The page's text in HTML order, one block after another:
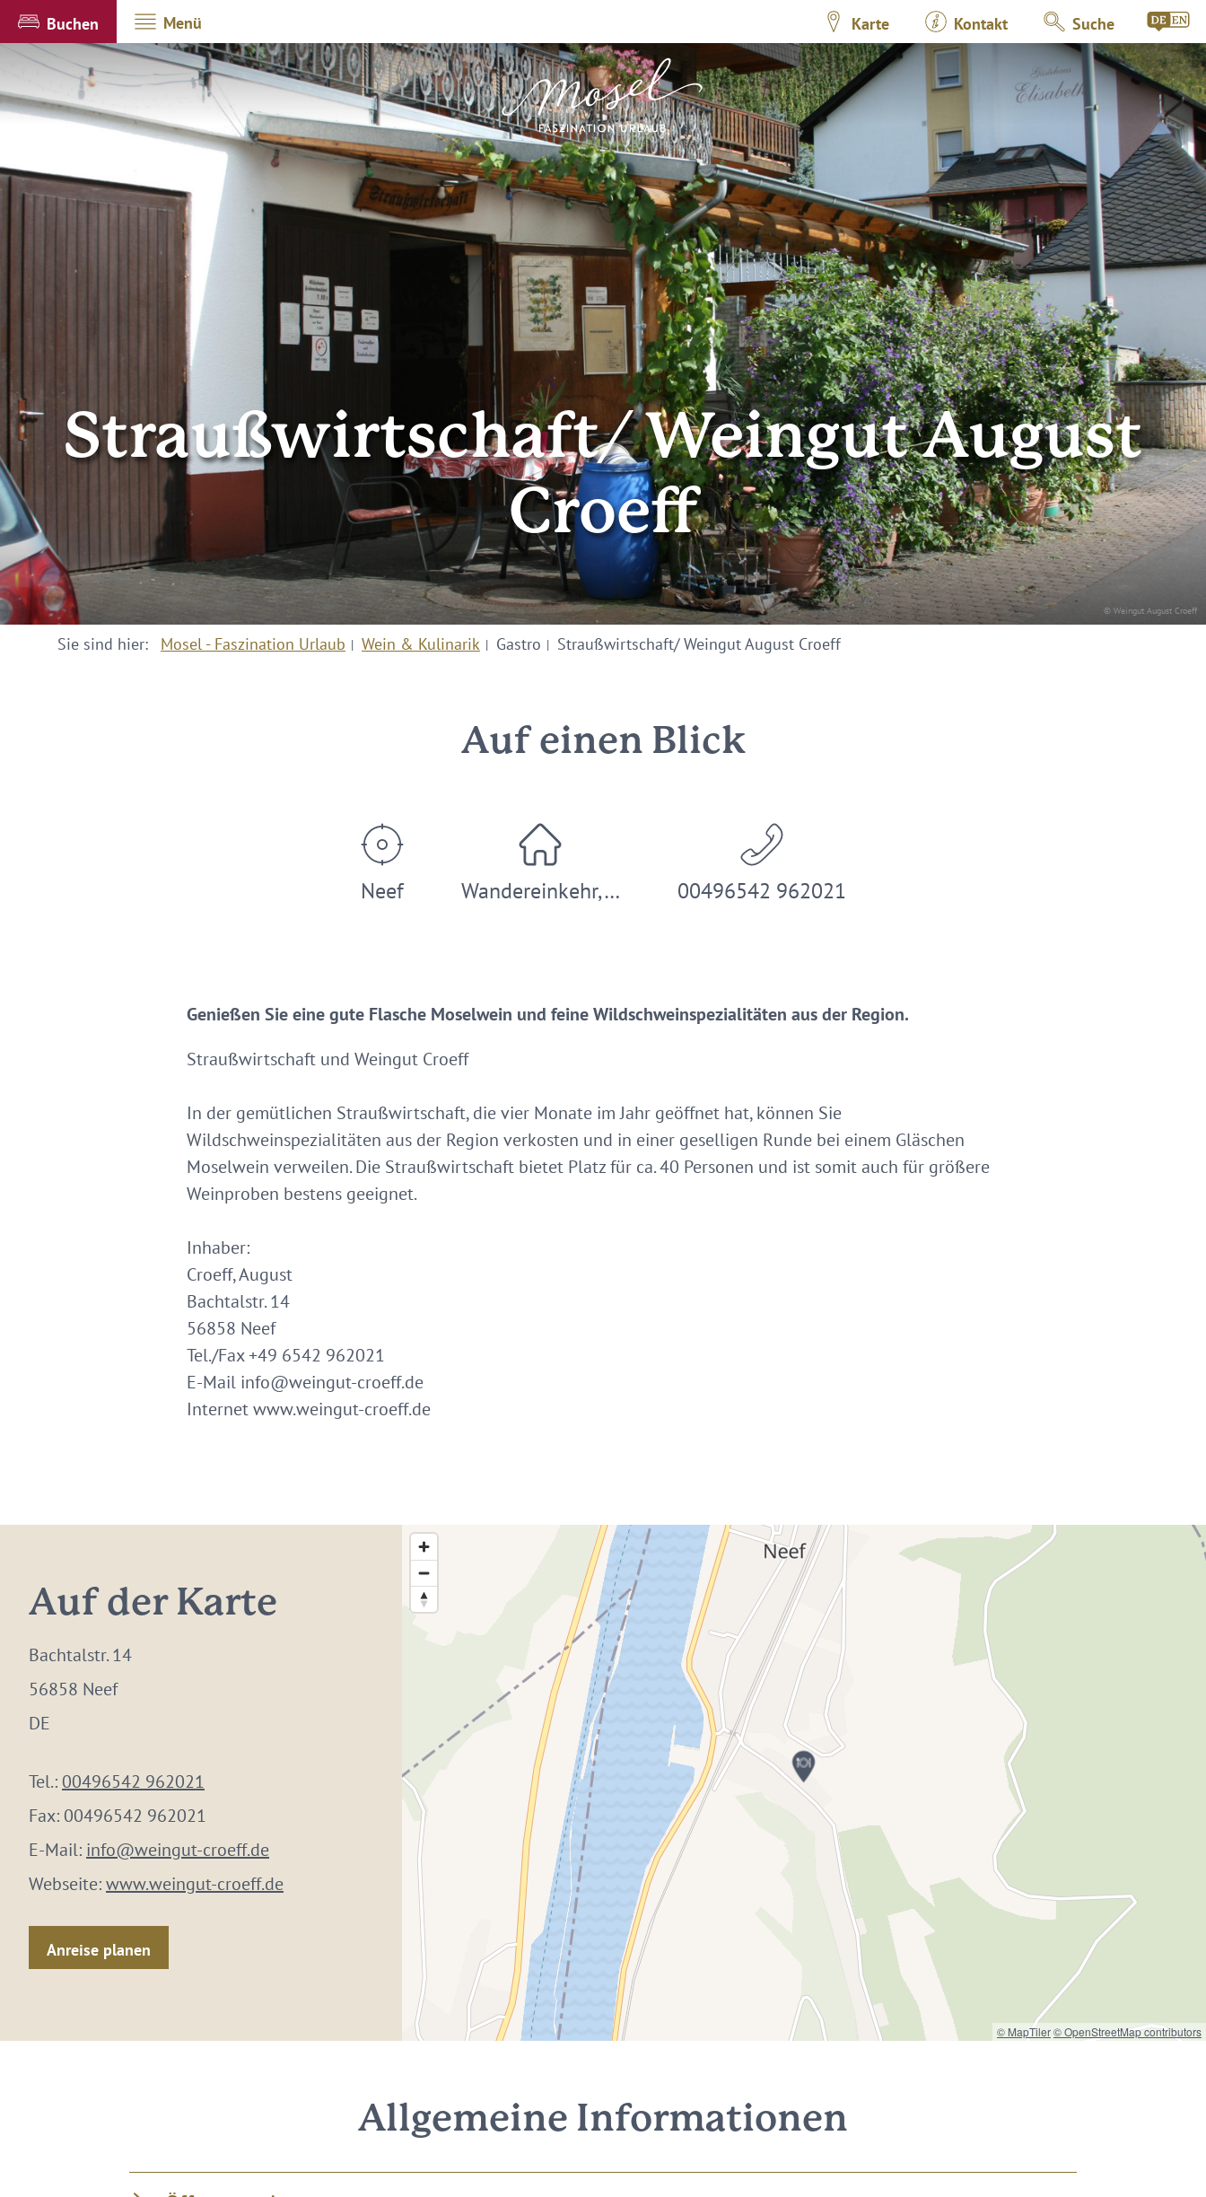
Buchen Menü Karte Kontakt Suche
© Weingut August Croeff
Straußwirtschaft/ Weingut August
Croeff
Sie sind hier: Mosel - Faszination Urlaub Wein & Kulinarik Gastro Straußwirtschaft/ Weingut August Croeff
Auf einen Blick
Neef Wandereinkehr,… 00496542 962021
Genießen Sie eine gute Flasche Moselwein und feine Wildschweinspezialitäten aus der Region.
Straußwirtschaft und Weingut Croeff
In der gemütlichen Straußwirtschaft, die vier Monate im Jahr geöffnet hat, können Sie
Wildschweinspezialitäten aus der Region verkosten und in einer geselligen Runde bei einem Gläschen
Moselwein verweilen. Die Straußwirtschaft bietet Platz für ca. 40 Personen und ist somit auch für größere
Weinproben bestens geeignet.
Inhaber:
Croeff, August
Bachtalstr. 14
56858 Neef
Tel./Fax +49 6542 962021
E-Mail info@weingut-croeff.de
Internet www.weingut-croeff.de
Auf der Karte
Bachtalstr. 14
56858 Neef
DE
Tel.: 00496542 962021
Fax: 00496542 962021
E-Mail: info@weingut-croeff.de
Webseite:www.weingut-croeff.de
Anreise planen
© MapTiler© OpenStreetMap contributors
Allgemeine Informationen